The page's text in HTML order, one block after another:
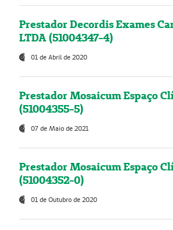
Prestador Decordis Exames
LTDA (51004347-4)
01 de Abril de 2020
Prestador Mosaicum Espaço
(51004355-5)
07 de Maio de 2021
Prestador Mosaicum Espaço
(51004352-0)
01 de Outubro de 2020